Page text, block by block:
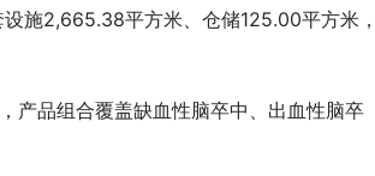
施2,665.38平方米、仓储125.00平方米
产品组合覆盖缺血性脑卒中、出血性脑卒